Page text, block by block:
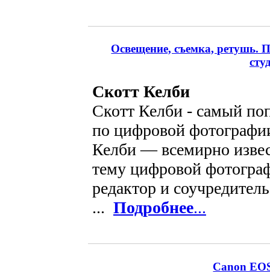
Освещение, съемка, ретушь.
Скотт Келби
Скотт Келби - самый
по цифровой
Келби — всемирно
тему цифровой
редактор и
... Подробнее...
Canon